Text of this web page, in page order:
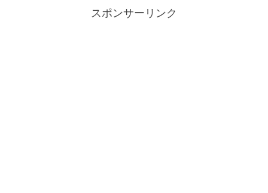
スポンサーリンク